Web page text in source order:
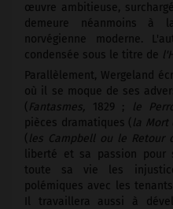
œuvre ambitieuse,
demeure néanmoins à
norvégienne moderne.
condensée sous le titre de
Parallèlement, Wergeland
où il se moque de ses
( Fantasmes, 1829 ; le
pièces dramatiques ( la Mort
( les Campbell ou le Retour
liberté et sa passion
toute sa vie les
polémiques avec les
Il travaillera aussi à